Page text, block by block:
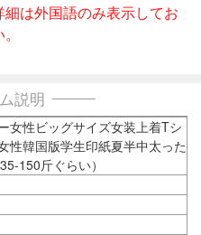
は外国語のみ表示してお
説明
女性ビッグサイズ女装上着Tシ
性韓国版学生印紙夏半中太った
150斤ぐらい）